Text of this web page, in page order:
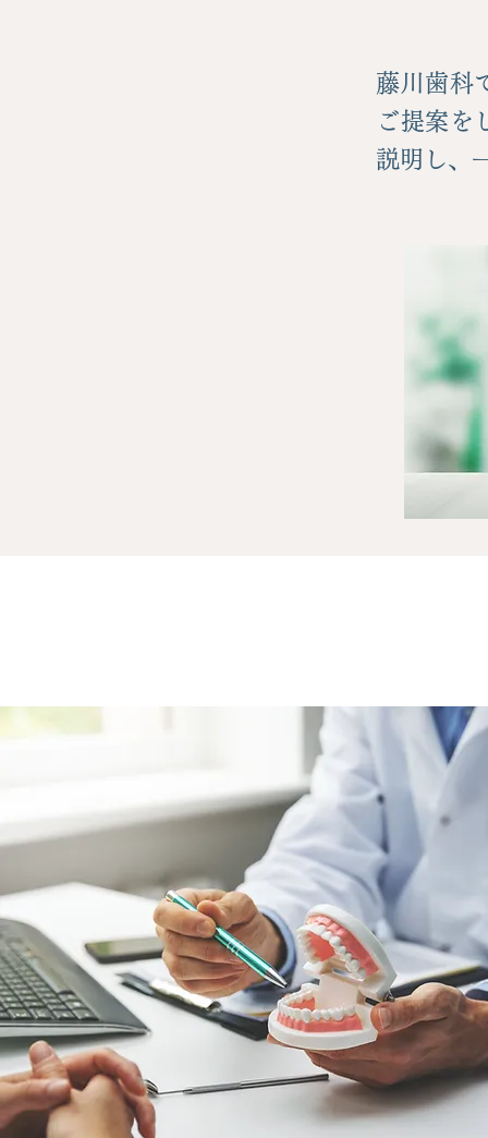
藤川歯科
ご提案を
説明し、